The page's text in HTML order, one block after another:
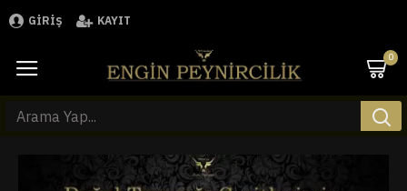
GIRIŞ KAYIT
0